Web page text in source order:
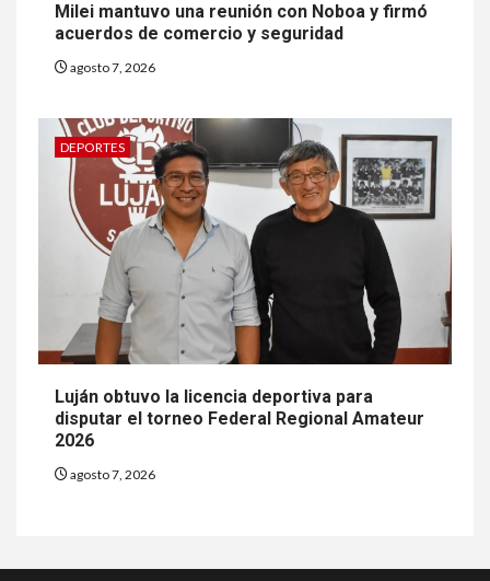
Milei mantuvo una reunión con Noboa y firmó
acuerdos de comercio y seguridad
agosto 7, 2026
DEPORTES
Luján obtuvo la licencia deportiva para
disputar el torneo Federal Regional Amateur
2026
agosto 7, 2026